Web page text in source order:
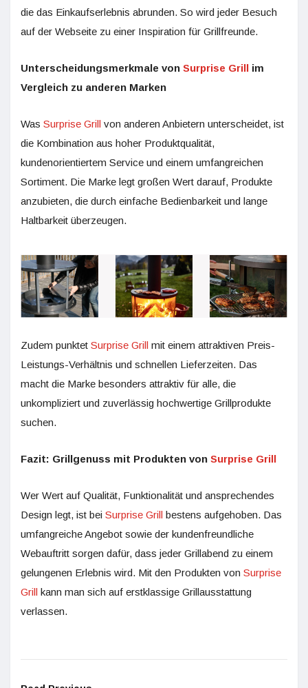
die das Einkaufserlebnis abrunden. So wird jeder Besuch
auf der Webseite zu einer Inspiration für Grillfreunde.
Unterscheidungsmerkmale von Surprise Grill im
Vergleich zu anderen Marken
Was Surprise Grill von anderen Anbietern unterscheidet, ist
die Kombination aus hoher Produktqualität,
kundenorientiertem Service und einem umfangreichen
Sortiment. Die Marke legt großen Wert darauf, Produkte
anzubieten, die durch einfache Bedienbarkeit und lange
Haltbarkeit überzeugen.
Zudem punktet Surprise Grill mit einem attraktiven Preis-
Leistungs-Verhältnis und schnellen Lieferzeiten. Das
macht die Marke besonders attraktiv für alle, die
unkompliziert und zuverlässig hochwertige Grillprodukte
suchen.
Fazit: Grillgenuss mit Produkten von Surprise Grill
Wer Wert auf Qualität, Funktionalität und ansprechendes
Design legt, ist bei Surprise Grill bestens aufgehoben. Das
umfangreiche Angebot sowie der kundenfreundliche
Webauftritt sorgen dafür, dass jeder Grillabend zu einem
gelungenen Erlebnis wird. Mit den Produkten von Surprise
Grill kann man sich auf erstklassige Grillausstattung
verlassen.